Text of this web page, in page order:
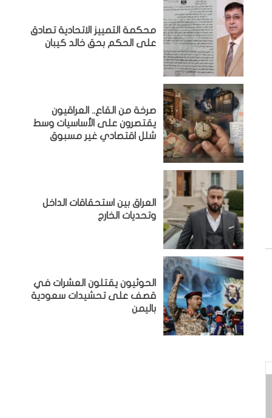
محكمة التمييز الاتحادية تصادق
على الحكم بحق خالد كيبان
صرخة من القاع.. العراقيون
يقتصرون على الأساسيات وسط
شلل اقتصادي غير مسبوق
‏العراق بين استحقاقات الداخل
وتحديات الخارج
الحوثيون يقتلون العشرات في
قصف على تحشيدات سعودية
باليمن